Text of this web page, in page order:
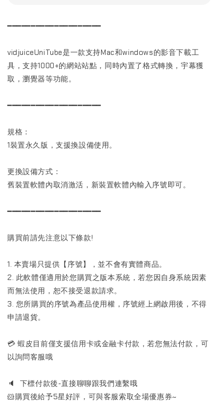
━━━━━━━━━━━━━━━━━━━━
vidjuiceUniTube是一款支持Mac和windows的影音下載工
具，支持1000+的網站站點，同時內置了格式轉換，宇幕獲
取，瀏覺器等功能。
━━━━━━━━━━━━━━━━━━━━
規格：
1裝置永久版，支援換設備使用。
更換設備方式：
舊裝置軟體內取消激活，新裝置軟體內輸入序號即可。
━━━━━━━━━━━━━━━━━━━━
購買前請先注意以下條款!
1. 本賣場只提供【序號】，並不會有實體商品。
2. 此軟體僅適用於您購買之版本系統，若您因自身系統因素
而無法使用，恕不接受退款請求。
3. 您所購買的序號為產品使用權，序號經上網啟用後，不得
申請退貨。
💳 蝦皮目前僅支援信用卡或金融卡付款，若您無法付款，可
以詢問客服哦
🔈 下標付款後-直接聊聊跟我們連繫哦
🐹購買後給予5星好評，可與客服索取全場優惠券~